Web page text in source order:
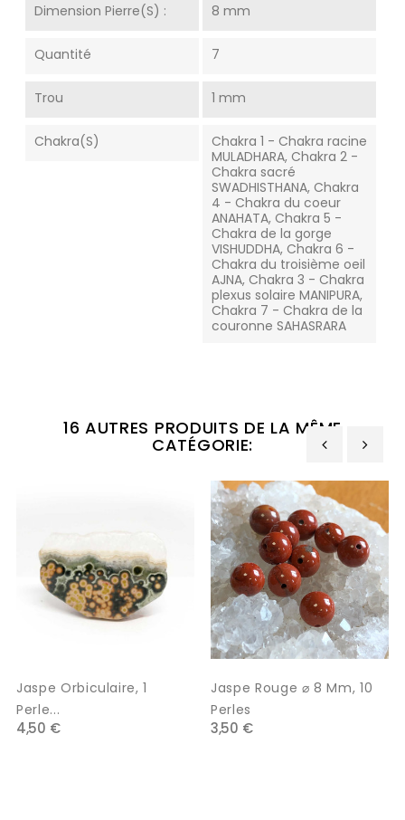
Dimension Pierre(s) : 8 mm
Quantité 7
Trou 1 mm
Chakra(s)
Chakra 1 - Chakra racine
MULADHARA, Chakra 2 -
Chakra sacré
SWADHISTHANA, Chakra
4 - Chakra du coeur
ANAHATA, Chakra 5 -
Chakra de la gorge
VISHUDDHA, Chakra 6 -
Chakra du troisième oeil
AJNA, Chakra 3 - Chakra
plexus solaire MANIPURA,
Chakra 7 - Chakra de la
couronne SAHASRARA
16 AUTRES PRODUITS DE LA MÊME
CATÉGORIE:
Jaspe Orbiculaire, 1
Perle...
4,50 €
Jaspe Rouge ⌀ 8 Mm, 10
Perles
3,50 €
‹ ›